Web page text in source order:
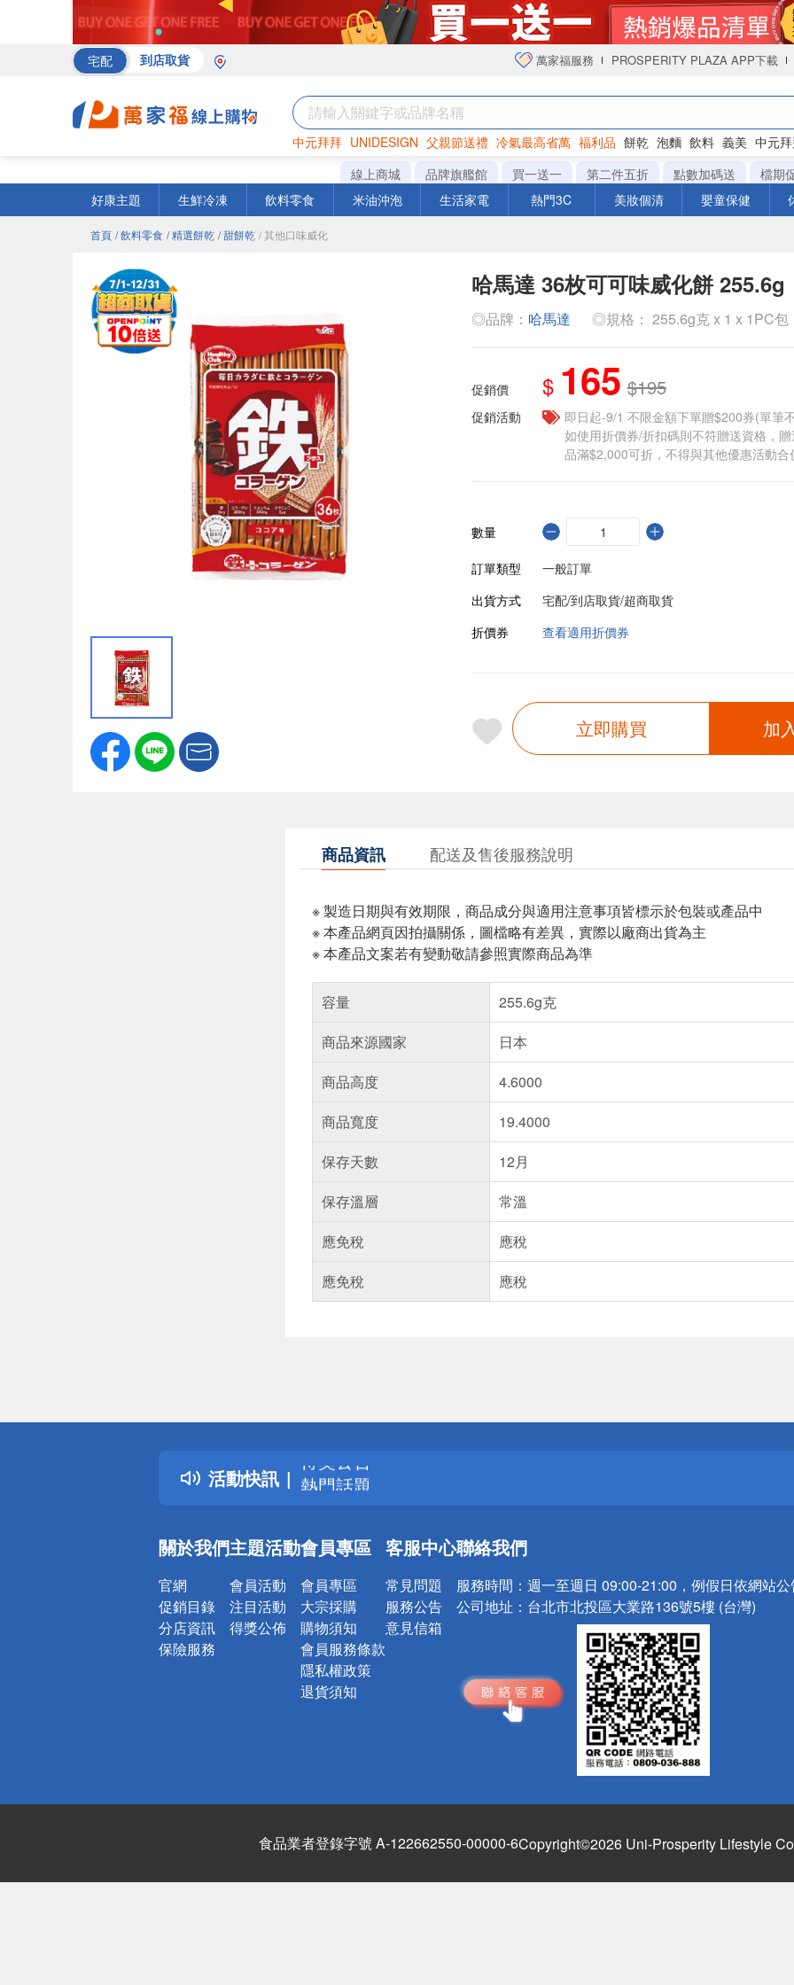
宅配 到店取貨 萬家福服務 PROSPERITY PLAZA APP下載
中元拜拜 UNIDESIGN 父親節送禮 冷氣最高省萬 福利品 餅乾 泡麵 飲料 義美 中元
海苔 巧克力 衛生紙
線上商城 品牌旗艦館 買一送一 第二件五折 點數加碼送 檔期
好康主題
生鮮冷凍 飲料零食 米油沖泡 生活家電 熱門3C 美妝個清 嬰童保健
首頁 / 飲料零食 / 精選餅乾 / 甜餅乾 / 其他口味威化
哈馬達 36枚可可味威化餅 255.6g
◎品牌： 哈馬達 ◎規格： 255.6g克 x 1 x 1PC包
促銷價 $ 165 $195
促銷活動
即日起-9/1 不限金額下單贈$200券(單筆
如使用折價券/折扣碼則不符贈送資格，
品滿$2,000可折，不得與其他優惠活動合
數量
訂單類型
一般訂單
出貨方式
宅配/到店取貨/超商取貨
折價券
查看適用折價券
立即購買 加
商品資訊 配送及售後服務說明
※ 製造日期與有效期限，商品成分與適用注意事項皆標示於包裝或產品中
※ 本產品網頁因拍攝關係，圖檔略有差異，實際以廠商出貨為主
※ 本產品文案若有變動敬請參照實際商品為準
容量
255.6g克
商品來源國家
日本
商品高度
4.6000
商品寬度
19.4000
保存天數
12月
保存溫層
常溫
應免稅
應稅
應免稅
應稅
活動快訊
詐騙網頁！請小心！
得獎公告
熱門話題
銀行優惠
詐騙網頁！請小心！
關於我們
官網
促銷目錄
分店資訊
保險服務
主題活動
會員活動
注目活動
得獎公佈
會員專區
會員專區
大宗採購
購物須知
會員服務條款
隱私權政策
退貨須知
客服中心
常見問題
服務公告
意見信箱
聯絡我們
服務時間： 週一至週日 09:00-21:00，例假日依網站
公司地址： 台北市北投區大業路136號5樓 (台灣)
食品業者登錄字號 A-122662550-00000-6Copyright©2026 Uni-Prosperity Lifestyle